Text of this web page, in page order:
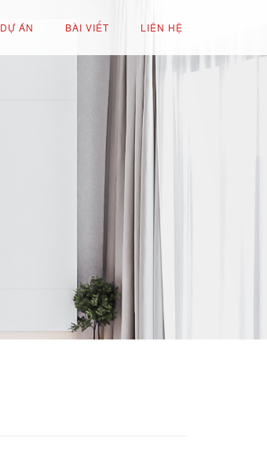
DỰ ÁN BÀI VIẾT LIÊN HỆ